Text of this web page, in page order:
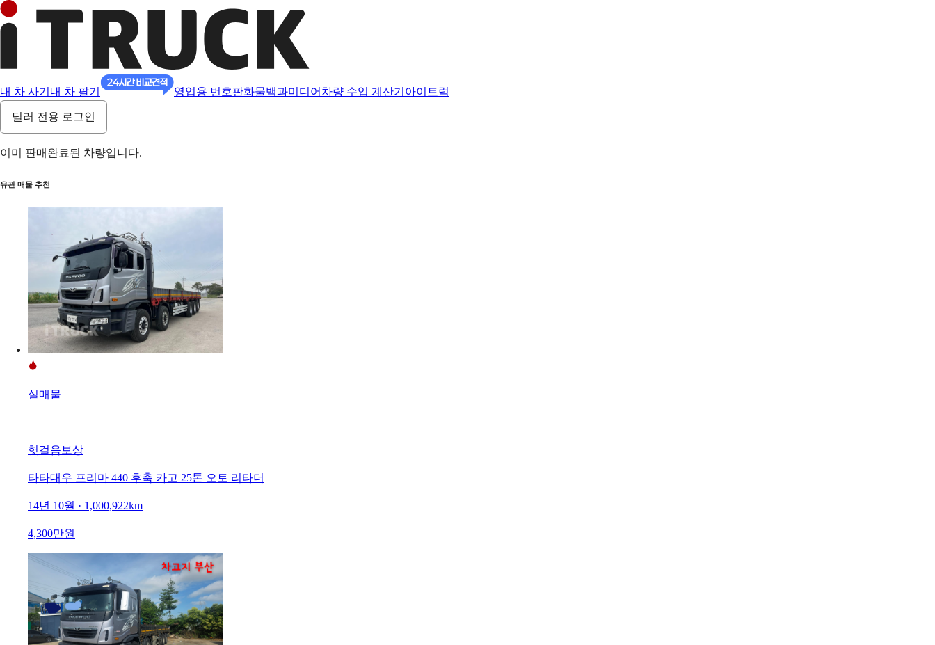
내 차 사기 내 차 팔기 영업용 번호판화물백과미디어 차량 수입 계산기 아이트럭
딜러 전용 로그인
이미 판매완료된 차량입니다.
유관 매물 추천
실매물
헛걸음보상
타타대우 프리마 440 후축 카고 25톤 오토 리타더
14년 10월 · 1,000,922km
4,300만원